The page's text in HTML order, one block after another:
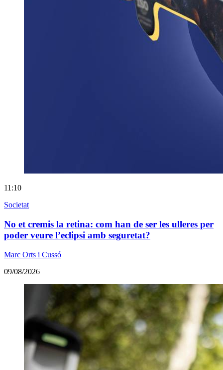
11:10
Societat
No et cremis la retina: com han de ser les ulleres per
poder veure l’eclipsi amb seguretat?
Marc Orts i Cussó
09/08/2026